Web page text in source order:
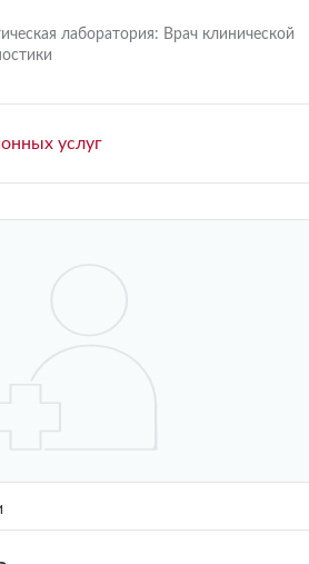
лаборатория: Врач клинической
услуг